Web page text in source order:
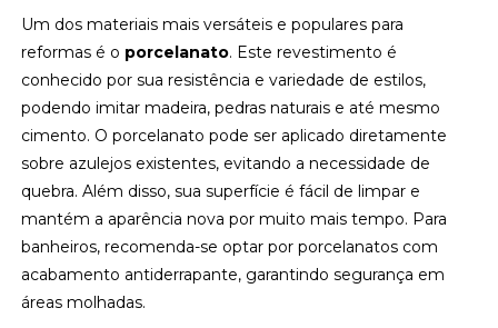
Um dos materiais mais versáteis e populares para
reformas é o porcelanato. Este revestimento é
conhecido por sua resistência e variedade de estilos,
podendo imitar madeira, pedras naturais e até mesmo
cimento. O porcelanato pode ser aplicado diretamente
sobre azulejos existentes, evitando a necessidade de
quebra. Além disso, sua superfície é fácil de limpar e
mantém a aparência nova por muito mais tempo. Para
banheiros, recomenda-se optar por porcelanatos com
acabamento antiderrapante, garantindo segurança em
áreas molhadas.